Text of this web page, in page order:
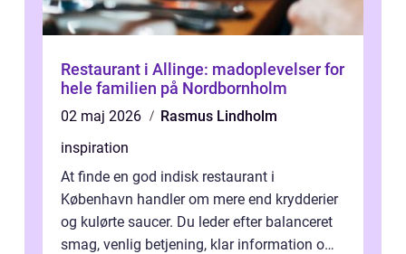
Restaurant i Allinge: madoplevelser for
hele familien på Nordbornholm
02 maj 2026
Rasmus Lindholm
inspiration
At finde en god indisk restaurant i
København handler om mere end krydderier
og kulørte saucer. Du leder efter balanceret
smag, venlig betjening, klar information om